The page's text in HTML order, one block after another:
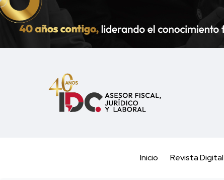
Inicio Revista Digital